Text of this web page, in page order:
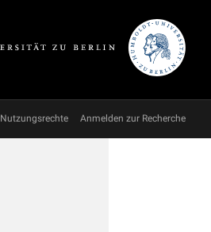
Nutzungsrechte Anmelden zur Recherche